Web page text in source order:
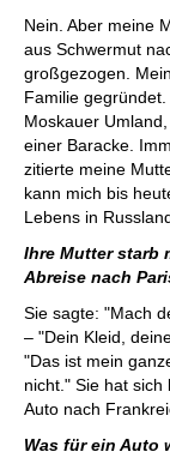
Nein. Aber meine
aus Schwermut
großgezogen.
Familie
Moskauer
einer Baracke.
zitierte meine
kann mich bis
Lebens in
Ihre Mutter starb
Abreise nach
Sie sagte: "Mach
– "Dein Kleid,
"Das ist mein
nicht." Sie hat
Auto nach
Was für ein Auto